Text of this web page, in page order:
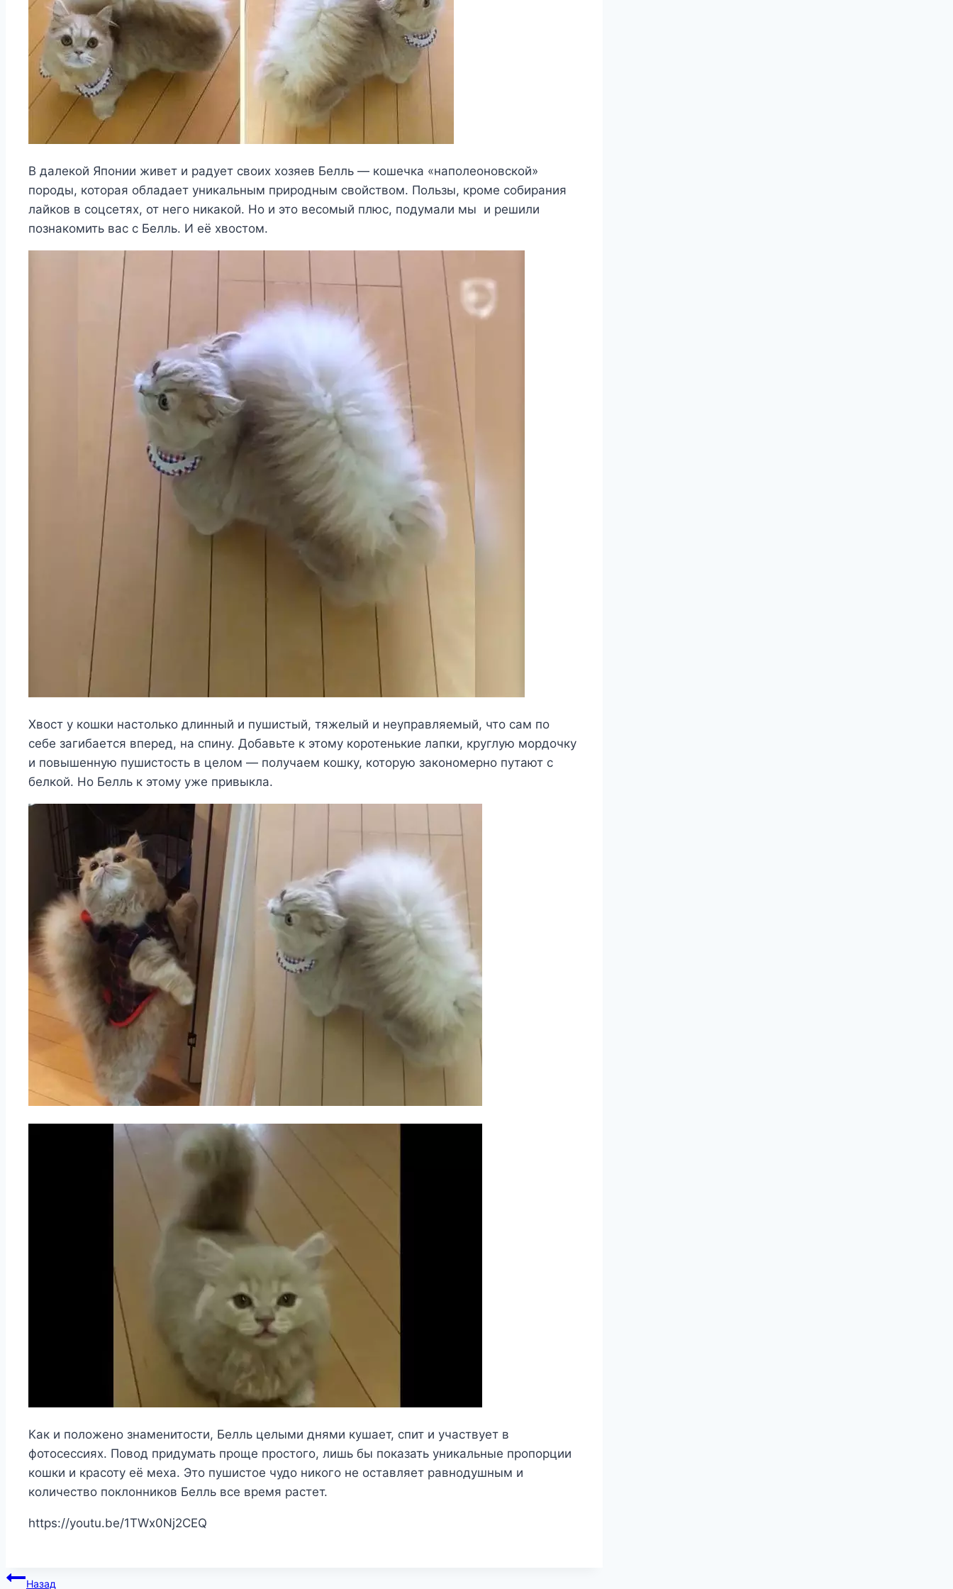
В далекой Японии живет и радует своих хозяев Белль — кошечка «наполеоновской»
породы, которая обладает уникальным природным свойством. Пользы, кроме собирания
лайков в соцсетях, от него никакой. Но и это весомый плюс, подумали мы и решили
познакомить вас с Белль. И её хвостом.
Хвост у кошки настолько длинный и пушистый, тяжелый и неуправляемый, что сам по
себе загибается вперед, на спину. Добавьте к этому коротенькие лапки, круглую мордочку
и повышенную пушистость в целом — получаем кошку, которую закономерно путают с
белкой. Но Белль к этому уже привыкла.
Как и положено знаменитости, Белль целыми днями кушает, спит и участвует в
фотосессиях. Повод придумать проще простого, лишь бы показать уникальные пропорции
кошки и красоту её меха. Это пушистое чудо никого не оставляет равнодушным и
количество поклонников Белль все время растет.
https://youtu.be/1TWx0Nj2CEQ
Навигация
Назад